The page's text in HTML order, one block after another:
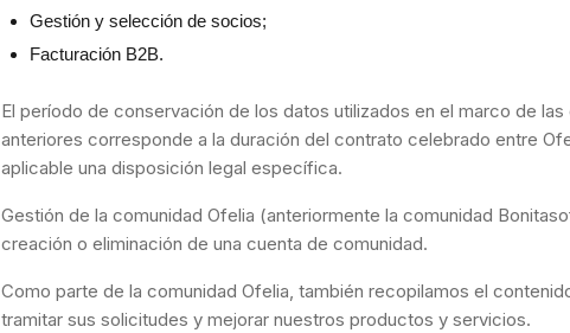
Gestión y selección de socios;
Facturación B2B.
El período de conservación de los datos utilizados en el marco de
anteriores corresponde a la duración del contrato celebrado entre
aplicable una disposición legal específica.
Gestión de la comunidad Ofelia (anteriormente la comunidad
creación o eliminación de una cuenta de comunidad.
Como parte de la comunidad Ofelia, también recopilamos el
tramitar sus solicitudes y mejorar nuestros productos y servicios.